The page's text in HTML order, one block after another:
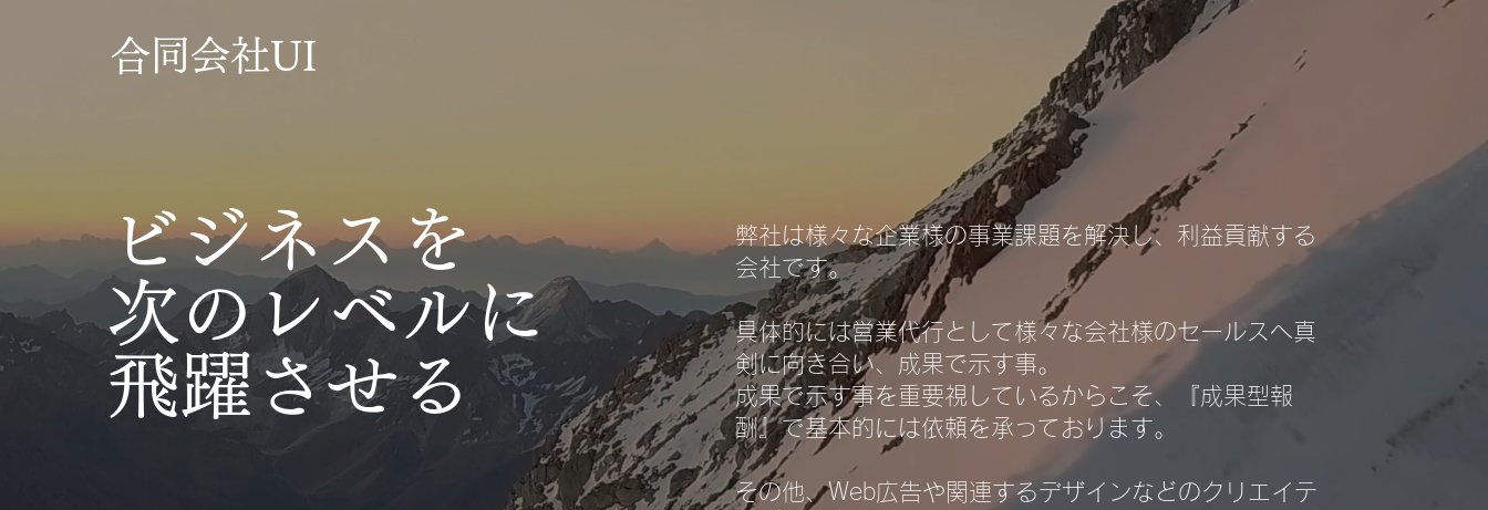
​合同会社UI
ビジネスを
​次のレベルに
飛躍させる
弊社は様々な企業様の事業課題を解決し、利益貢献する
会社です。
具体的には営業代行として様々な会社様のセールスへ真
剣に向き合い、
成果で示す事。
成果で示す事を重要視しているからこそ、『成果型報
酬』で基本的には依頼を承っております。
その他、Web広告や関連するデザインなどのクリエイテ